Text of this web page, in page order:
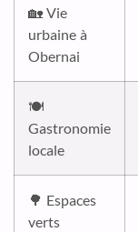
🏡 Vie
urbaine à
Obernai
🍽️
Gastronomie
locale
🌳 Espaces
verts